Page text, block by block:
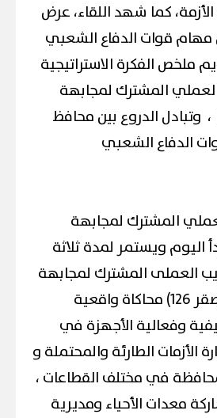
كما شهد اللقاء، عرض
قوات الدفاع الشعبي
ملخص الفكرة الاستراتيجية
العملي المشترك لمجابهة
( صقر 126) ، وتبادل الدروع بين محافظ
الدفاع الشعبي
المشترك لمجابهة
اليوم ويستمر لمدة ثلاثة
العملى المشترك لمجابهة
الأزمات والكوارث (صقر 126) محاكاة واقعية
وفعالية الأجهزة في
الأزمات الطارئة والمحتملة و
في مختلف القطاعات ،
معدات الأحياء ومديرية